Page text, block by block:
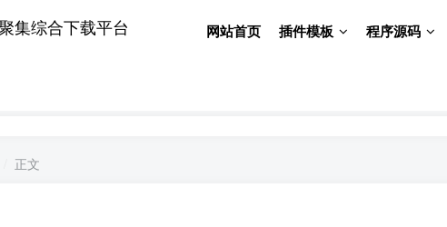
网站首页 插件模板 程序源码
正文